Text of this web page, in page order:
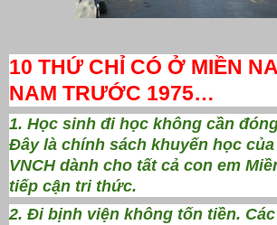
10 THỨ CHỈ CÓ Ở MIỀN
NAM TRƯỚC 1975…
1. Học sinh đi học không cần
Đây là chính sách khuyến học
VNCH dành cho tất cả con em
tiếp cận tri thức.
2. Đi bịnh viện không tốn tiền.